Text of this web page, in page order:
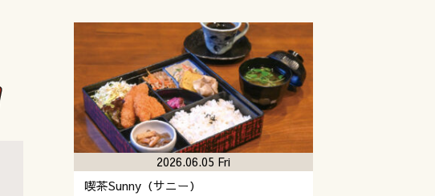
喫茶Sunny（サニー）
2026.06.05 Fri